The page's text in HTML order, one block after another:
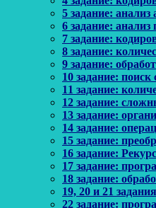
5 задание:
6 задание:
7 задание:
8 задание:
9 задание:
10 задание:
11 задание:
12 задание:
13 задание:
14 задание:
15 задание:
16 задание:
17 задание:
18 задание:
19, 20 и 21
22 задание: